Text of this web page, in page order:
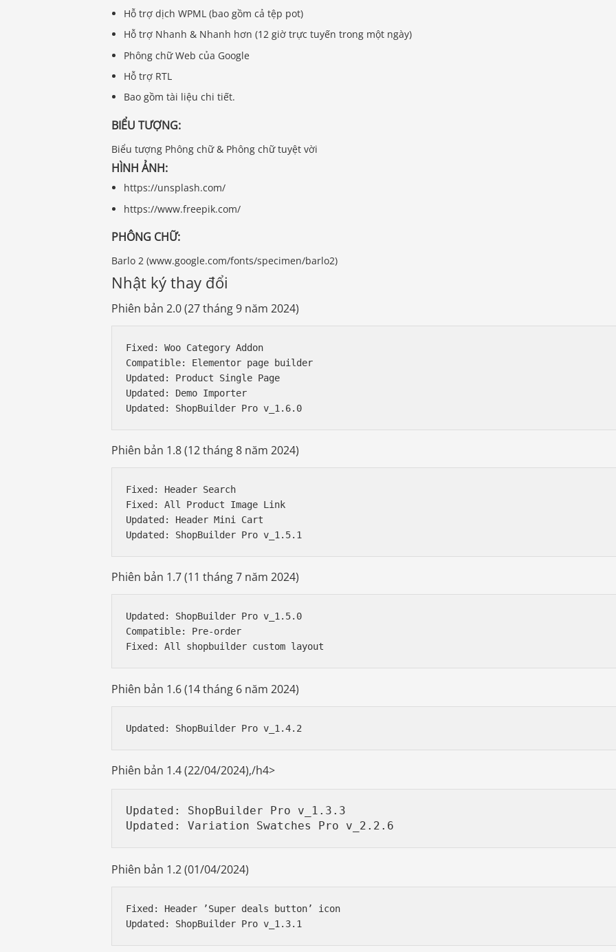
Hỗ trợ dịch WPML (bao gồm cả tệp pot)
Hỗ trợ Nhanh & Nhanh hơn (12 giờ trực tuyến trong một ngày)
Phông chữ Web của Google
Hỗ trợ RTL
Bao gồm tài liệu chi tiết.
BIỂU TƯỢNG:
Biểu tượng Phông chữ & Phông chữ tuyệt vời
HÌNH ẢNH:
https://unsplash.com/
https://www.freepik.com/
PHÔNG CHỮ:
Barlo 2 (www.google.com/fonts/specimen/barlo2)
Nhật ký thay đổi
Phiên bản 2.0 (27 tháng 9 năm 2024)
Fixed: Woo Category Addon
Compatible: Elementor page builder
Updated: Product Single Page
Updated: Demo Importer
Phiên bản 1.8 (12 tháng 8 năm 2024)
Fixed: Header Search
Fixed: All Product Image Link
Updated: Header Mini Cart
Phiên bản 1.7 (11 tháng 7 năm 2024)
Updated: ShopBuilder Pro v_1.5.0
Compatible: Pre-order
Phiên bản 1.6 (14 tháng 6 năm 2024)
Phiên bản 1.4 (22/04/2024),/h4>
Updated: ShopBuilder Pro v_1.3.3
Phiên bản 1.2 (01/04/2024)
Fixed: Header ’Super deals button’ icon